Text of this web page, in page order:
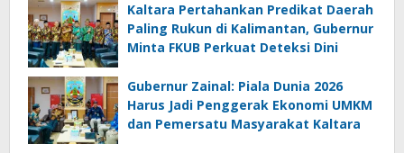
Kaltara Pertahankan Predikat Daerah
Paling Rukun di Kalimantan, Gubernur
Minta FKUB Perkuat Deteksi Dini
Gubernur Zainal: Piala Dunia 2026
Harus Jadi Penggerak Ekonomi UMKM
dan Pemersatu Masyarakat Kaltara